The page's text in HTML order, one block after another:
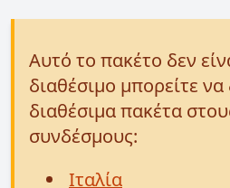
Αυτό το πακέτο δεν
διαθέσιμο μπορείτε να
διαθέσιμα πακέτα
συνδέσμους:
Ιταλία